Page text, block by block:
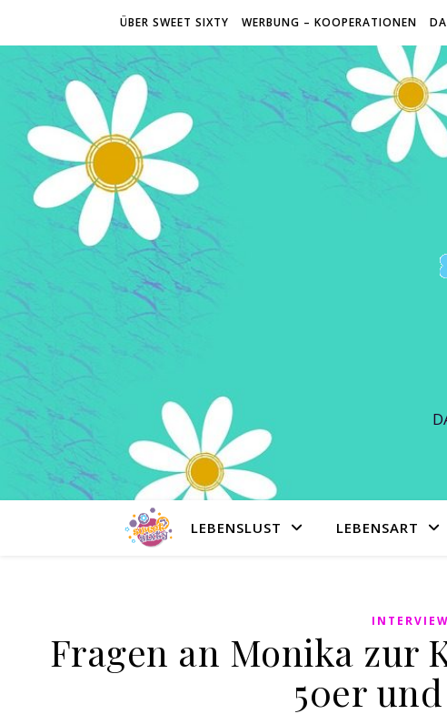
ÜBER SWEET SIXTY WERBUNG – KOOPERATIONEN
LEBENSLUST LEBENSART
Fragen an Monika zur
50er